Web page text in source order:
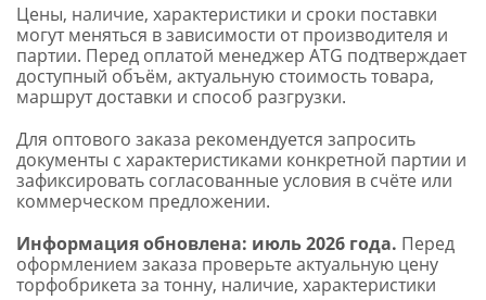
Цены, наличие, характеристики и сроки поставки
могут меняться в зависимости от производителя и
партии. Перед оплатой менеджер ATG подтверждает
доступный объём, актуальную стоимость товара,
маршрут доставки и способ разгрузки.
Для оптового заказа рекомендуется запросить
документы с характеристиками конкретной партии и
зафиксировать согласованные условия в счёте или
коммерческом предложении.
Информация обновлена: июль 2026 года. Перед
оформлением заказа проверьте актуальную цену
торфобрикета за тонну, наличие, характеристики